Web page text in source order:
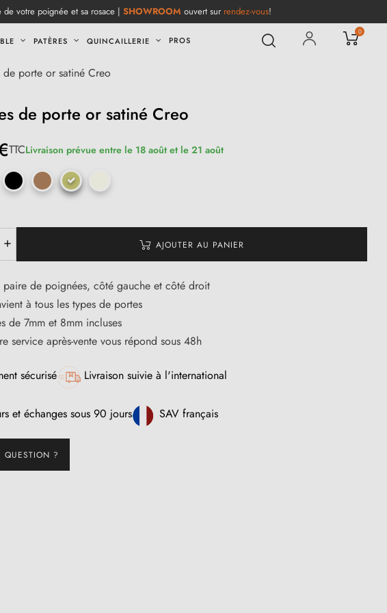
votre poignée et sa rosace | SHOWROOM ouvert sur rendez-vous!
PATÈRES QUINCAILLERIE PROS
0
de porte or satiné Creo
de porte or satiné Creo
TTCLivraison prévue entre le 18 août et le 21 août
AJOUTER AU PANIER
paire de poignées, côté gauche et côté droit
à tous les types de portes
de 7mm et 8mm incluses
service après-vente vous répond sous 48h
sécurisé Livraison suivie à l'international
et échanges sous 90 jours SAV français
QUESTION ?